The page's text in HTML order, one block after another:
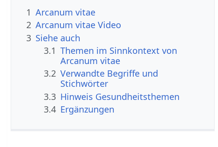
1 Arcanum vitae
2 Arcanum vitae Video
3 Siehe auch
3.1 Themen im Sinnkontext von
Arcanum vitae
3.2 Verwandte Begriffe und
Stichwörter
3.3 Hinweis Gesundheitsthemen
3.4 Ergänzungen